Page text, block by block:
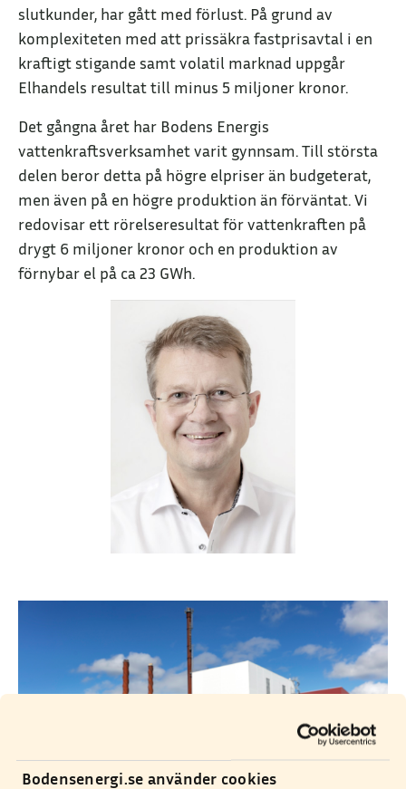
Bodensenergi.se använder cookies
slutkunder, har gått med förlust. På grund av
komplexiteten med att prissäkra fastprisavtal i en
kraftigt stigande samt volatil marknad uppgår
Elhandels resultat till minus 5 miljoner kronor.
Det gångna året har Bodens Energis
vattenkraftsverksamhet varit gynnsam. Till största
delen beror detta på högre elpriser än budgeterat,
men även på en högre produktion än förväntat. Vi
redovisar ett rörelseresultat för vattenkraften på
drygt 6 miljoner kronor och en produktion av
förnybar el på ca 23 GWh.